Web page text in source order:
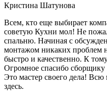
Кристина Шатунова
Всем, кто еще выбирает
советую Кухни мол! Не
спальню. Начиная с
монтажом никаких проблем
быстро и качественно. К
Огромное спасибо сборщику
Это мастер своего дела! Всю
здесь.